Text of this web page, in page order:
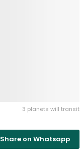
3 planets will transit
Share on Whatsapp